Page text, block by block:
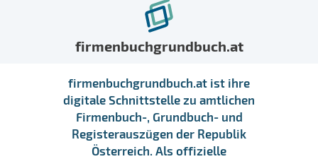
firmenbuchgrundbuch.at
firmenbuchgrundbuch.at ist ihre
digitale Schnittstelle zu amtlichen
Firmenbuch-, Grundbuch- und
Registerauszügen der Republik
Österreich. Als offizielle